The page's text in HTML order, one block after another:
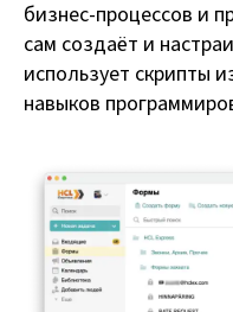
бизнес-процессов и
сам создаёт и
использует скрипты
навыков